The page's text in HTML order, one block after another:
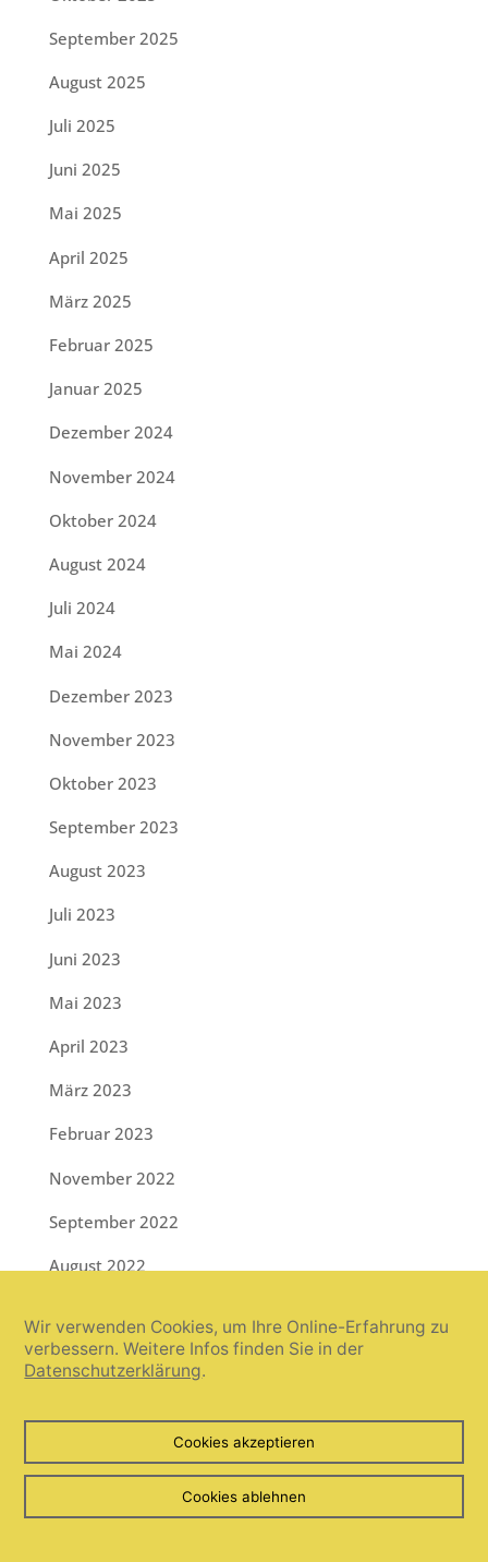
September 2025
August 2025
Juli 2025
Juni 2025
Mai 2025
April 2025
März 2025
Februar 2025
Januar 2025
Dezember 2024
November 2024
Oktober 2024
August 2024
Juli 2024
Mai 2024
Dezember 2023
November 2023
Oktober 2023
September 2023
August 2023
Juli 2023
Juni 2023
Mai 2023
April 2023
März 2023
Februar 2023
November 2022
September 2022
August 2022
Juni 2022
März 2022
Wir verwenden Cookies, um Ihre Online-Erfahrung zu
verbessern. Weitere Infos finden Sie in der
Datenschutzerklärung.
Cookies akzeptieren
Cookies ablehnen